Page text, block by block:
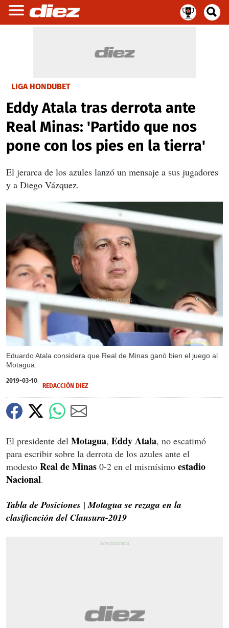
LIGA HONDUBET
Eddy Atala tras derrota ante
Real Minas: 'Partido que nos
pone con los pies en la tierra'
El jerarca de los azules lanzó un mensaje a sus jugadores
y a Diego Vázquez.
Eduardo Atala considera que Real de Minas ganó bien el juego al
Motagua.
X
2019-03-10
REDACCIÓN DIEZ
El presidente del Motagua, Eddy Atala, no escatimó
para escribir sobre la derrota de los azules ante el
modesto Real de Minas 0-2 en el mismísimo estadio
Nacional.
Tabla de Posiciones | Motagua se rezaga en la
clasificación del Clausura-2019